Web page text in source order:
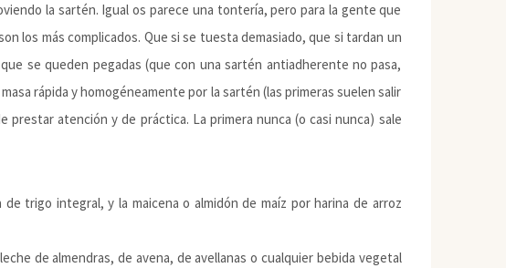
la sartén. Igual os parece una tontería, pero para la gente que
los más complicados. Que si se tuesta demasiado, que si tardan un
se queden pegadas (que con una sartén antiadherente no pasa,
rápida y homogéneamente por la sartén (las primeras suelen salir
atención y de práctica. La primera nunca (o casi nunca) sale
trigo integral, y la maicena o almidón de maíz por harina de arroz
de almendras, de avena, de avellanas o cualquier bebida vegetal